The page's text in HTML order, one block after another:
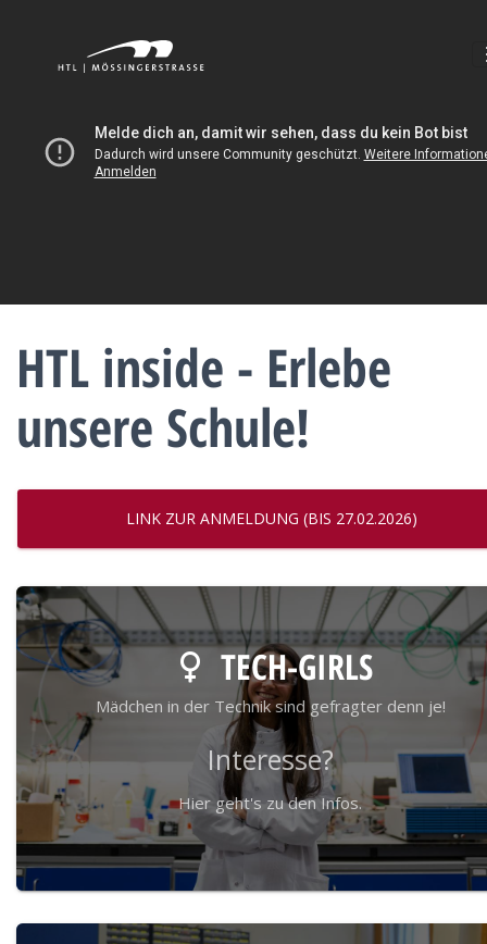
HTL inside - Erlebe
unsere Schule!
LINK ZUR ANMELDUNG (BIS 27.02.2026)
TECH-GIRLS
Mädchen in der Technik sind gefragter denn je!
Interesse?
Hier geht's zu den Infos.